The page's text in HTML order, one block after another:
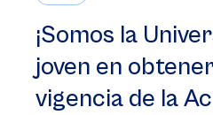
¡Somos la
joven en
vigencia de la